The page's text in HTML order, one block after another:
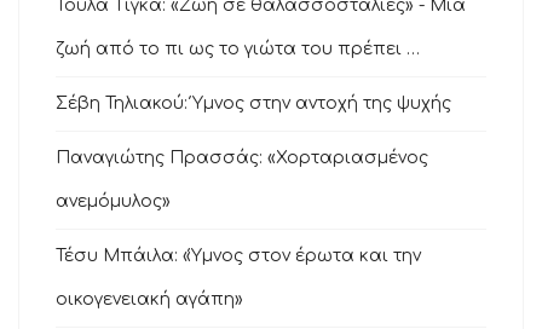
Τούλα Τίγκα: «Ζωή σε θαλασσοσταλιές» - Μια
ζωή από το πι ως το γιώτα του πρέπει …
Σέβη Τηλιακού: Ύμνος στην αντοχή της ψυχής
Παναγιώτης Πρασσάς: «Χορταριασμένος
ανεμόμυλος»
Τέσυ Μπάιλα: «Ύμνος στον έρωτα και την
οικογενειακή αγάπη»